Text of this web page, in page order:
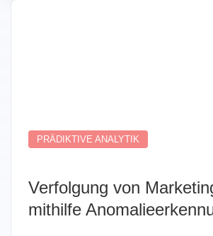
PRÄDIKTIVE ANALYTIK
Verfolgung von
mithilfe